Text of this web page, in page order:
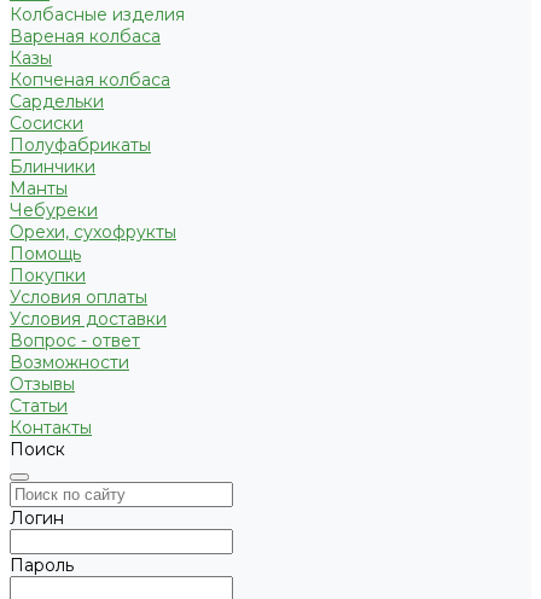
Колбасные изделия
Вареная колбаса
Казы
Копченая колбаса
Сардельки
Сосиски
Полуфабрикаты
Блинчики
Манты
Чебуреки
Орехи, сухофрукты
Помощь
Покупки
Условия оплаты
Условия доставки
Вопрос - ответ
Возможности
Отзывы
Статьи
Контакты
Поиск
Логин
Пароль